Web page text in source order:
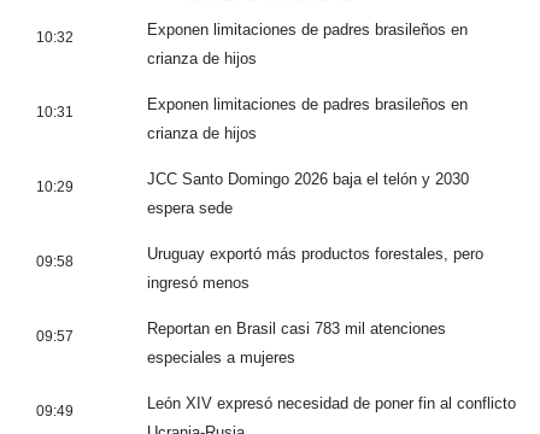
10:32
Exponen limitaciones de padres brasileños en
crianza de hijos
10:31
Exponen limitaciones de padres brasileños en
crianza de hijos
10:29
JCC Santo Domingo 2026 baja el telón y 2030
espera sede
09:58
Uruguay exportó más productos forestales, pero
ingresó menos
09:57
Reportan en Brasil casi 783 mil atenciones
especiales a mujeres
09:49
León XIV expresó necesidad de poner fin al conflicto